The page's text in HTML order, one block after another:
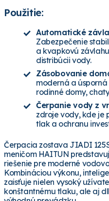
Použitie:
Automatické
Zabezpečenie
a kvapkovú
distribúcii vody.
Zásobovanie
moderná a
rodinné domy,
Čerpanie vody z
zdroje vody, kde je
tlak a ochranu
Čerpacia zostava JIADI
meničom HAITUN
riešenie pre moderné
Kombináciou výkonu,
zaisťuje nielen vysoký
konštantnému tlaku, ale aj